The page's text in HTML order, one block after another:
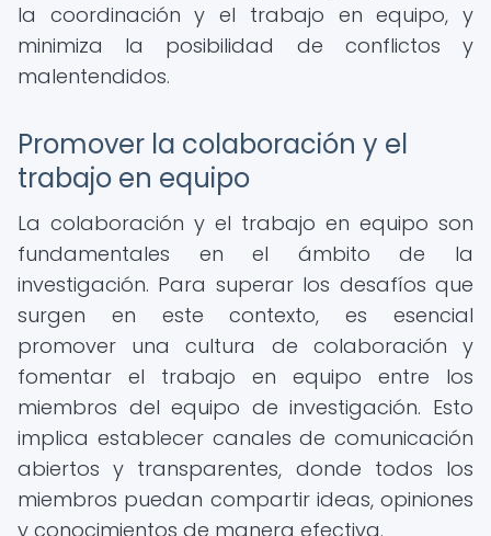
la coordinación y el trabajo en equipo, y
minimiza la posibilidad de conflictos y
malentendidos.
Promover la colaboración y el
trabajo en equipo
La colaboración y el trabajo en equipo son
fundamentales en el ámbito de la
investigación. Para superar los desafíos que
surgen en este contexto, es esencial
promover una cultura de colaboración y
fomentar el trabajo en equipo entre los
miembros del equipo de investigación. Esto
implica establecer canales de comunicación
abiertos y transparentes, donde todos los
miembros puedan compartir ideas, opiniones
y conocimientos de manera efectiva.